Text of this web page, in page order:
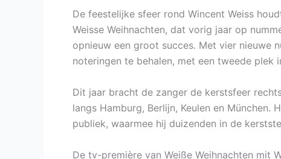
De feestelijke sfeer rond Wincent Weiss
Weisse Weihnachten, dat vorig jaar op
opnieuw een groot succes. Met vier nieuwe
noteringen te behalen, met een tweede plek
Dit jaar bracht de zanger de kerstsfeer
langs Hamburg, Berlijn, Keulen en
publiek, waarmee hij duizenden in de
De tv-première van Weiße Weihnachten mit